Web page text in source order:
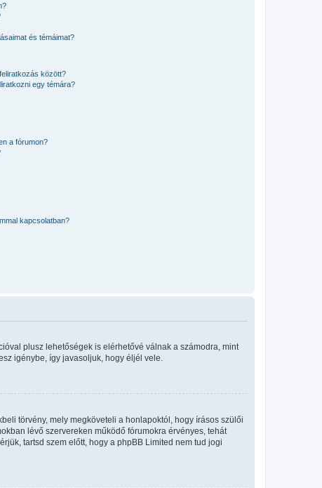
és témáimat?
között?
egy témára?
a fórumon?
kapcsolatban?
plusz lehetőségek is elérhetővé válnak a számodra, mint
igénybe, így javasoljuk, hogy éljél vele.
törvény, mely megköveteli a honlapoktól, hogy írásos szülői
lévő szervereken működő fórumokra érvényes, tehát
tartsd szem előtt, hogy a phpBB Limited nem tud jogi